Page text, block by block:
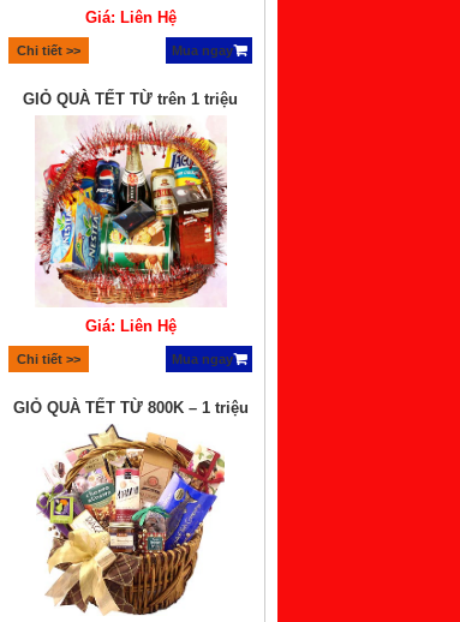
Giá: Liên Hệ
Chi tiết >> Mua ngay
GIỎ QUÀ TẾT TỪ trên 1 triệu
Giá: Liên Hệ
Chi tiết >> Mua ngay
GIỎ QUÀ TẾT TỪ 800K – 1 triệu